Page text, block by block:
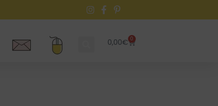
0,00€ 0